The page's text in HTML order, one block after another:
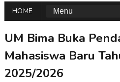
HOME
UM Bima Buka
Mahasiswa Baru
2025/2026